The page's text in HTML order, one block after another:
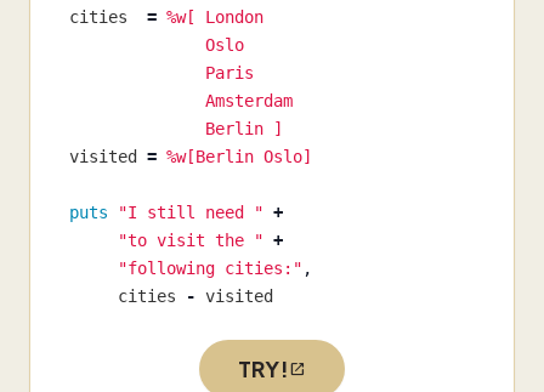
cities
= %w[ London
              Oslo
              Paris
              Amsterdam
              Berlin ]
visited
= %w[Berlin Oslo]
puts "I still need " +
"to visit the " +
"following cities:" ,
cities
- visited
TRY!